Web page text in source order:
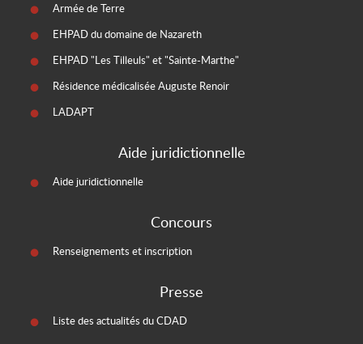
Armée de Terre
EHPAD du domaine de Nazareth
EHPAD "Les Tilleuls" et "Sainte-Marthe"
Résidence médicalisée Auguste Renoir
LADAPT
Aide juridictionnelle
Aide juridictionnelle
Concours
Renseignements et inscription
Presse
Liste des actualités du CDAD